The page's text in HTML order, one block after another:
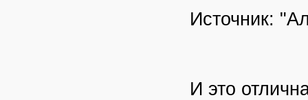
Источник:
И это